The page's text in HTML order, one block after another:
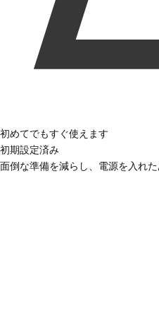
初めてでもすぐ使えます
初期設定済み
面倒な準備を減らし、電源を入れ